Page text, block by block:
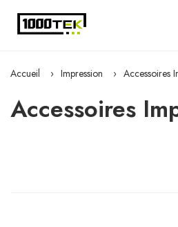
Accueil Impression Accessoires
Accessoires